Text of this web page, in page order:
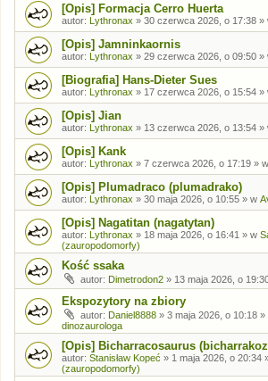
[Opis] Formacja Cerro Huerta
autor: Lythronax » 30 czerwca 2026, o 17:38 »
[Opis] Jamninkaornis
autor: Lythronax » 29 czerwca 2026, o 09:50 »
[Biografia] Hans-Dieter Sues
autor: Lythronax » 17 czerwca 2026, o 15:54 »
[Opis] Jian
autor: Lythronax » 13 czerwca 2026, o 13:54 »
[Opis] Kank
autor: Lythronax » 7 czerwca 2026, o 17:19 » w
[Opis] Plumadraco (plumadrako)
autor: Lythronax » 30 maja 2026, o 10:55 » w
[Opis] Nagatitan (nagatytan)
autor: Lythronax » 18 maja 2026, o 16:41 » w
(zauropodomorfy)
Kość ssaka
autor: Dimetrodon2 » 13 maja 2026, o
Ekspozytory na zbiory
autor: Daniel8888 » 3 maja 2026, o 10:18 »
dinozaurologa
[Opis] Bicharracosaurus
autor: Stanisław Kopeć » 1 maja 2026, o 20:34
(zauropodomorfy)